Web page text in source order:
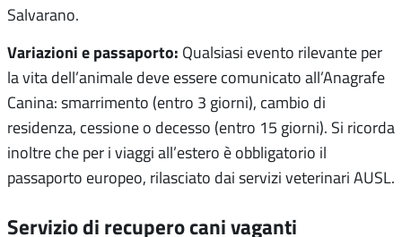
Salvarano.
Variazioni e passaporto: Qualsiasi evento rilevante per
la vita dell’animale deve essere comunicato all’Anagrafe
Canina: smarrimento (entro 3 giorni), cambio di
residenza, cessione o decesso (entro 15 giorni). Si ricorda
inoltre che per i viaggi all’estero è obbligatorio il
passaporto europeo, rilasciato dai servizi veterinari AUSL.
Servizio di recupero cani vaganti